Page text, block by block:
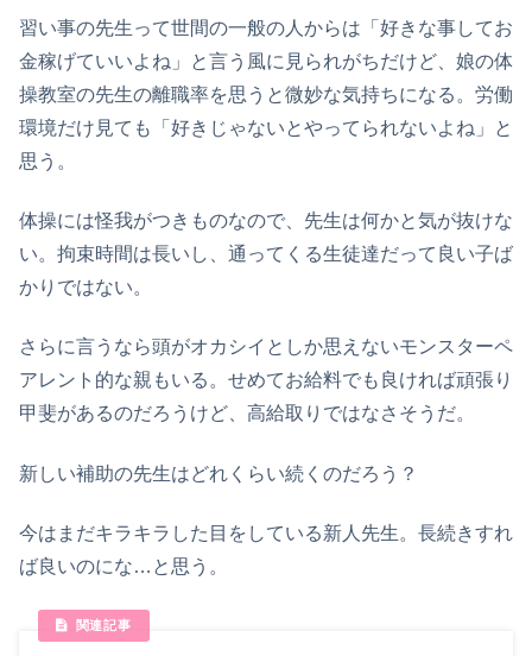
習い事の先生って世間の一般の人からは「好きな事してお
金稼げていいよね」と言う風に見られがちだけど、娘の体
操教室の先生の離職率を思うと微妙な気持ちになる。労働
環境だけ見ても「好きじゃないとやってられないよね」と
思う。
体操には怪我がつきものなので、先生は何かと気が抜けな
い。拘束時間は長いし、通ってくる生徒達だって良い子ば
かりではない。
さらに言うなら頭がオカシイとしか思えないモンスターペ
アレント的な親もいる。せめてお給料でも良ければ頑張り
甲斐があるのだろうけど、高給取りではなさそうだ。
新しい補助の先生はどれくらい続くのだろう？
今はまだキラキラした目をしている新人先生。長続きすれ
ば良いのにな…と思う。